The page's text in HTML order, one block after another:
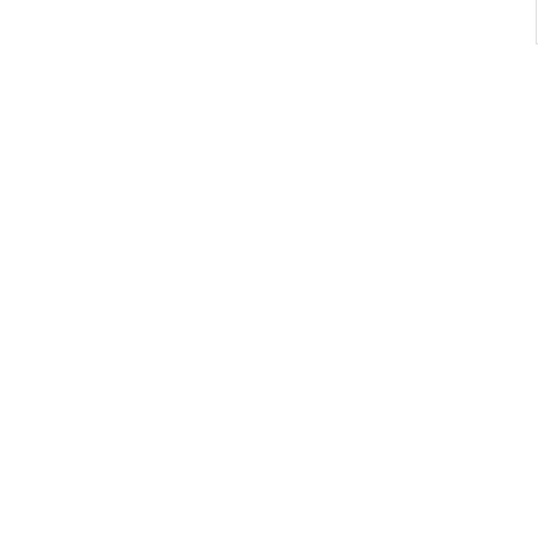
果。副秘书长努拉·哈姆拉吉则
法特玛·巴兰克分享了国际合作